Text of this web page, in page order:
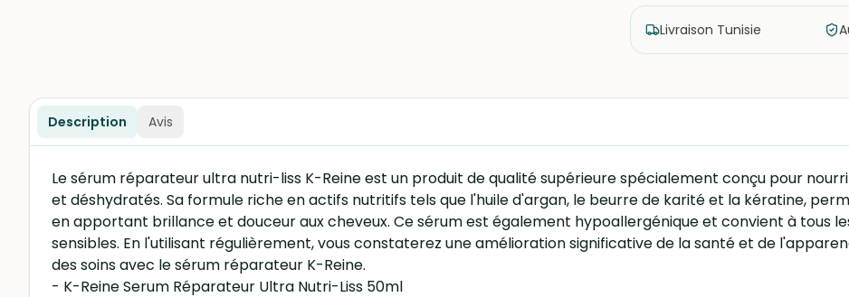
Livraison Tunisie
Description Avis
Le sérum réparateur ultra nutri-liss K-Reine est un produit de qualité supérieure spécialement conçu pour
et déshydratés. Sa formule riche en actifs nutritifs tels que l'huile d'argan, le beurre de karité et la kératine,
en apportant brillance et douceur aux cheveux. Ce sérum est également hypoallergénique et convient à tous
sensibles. En l'utilisant régulièrement, vous constaterez une amélioration significative de la santé et de
des soins avec le sérum réparateur K-Reine.
- K-Reine Serum Réparateur Ultra Nutri-Liss 50ml